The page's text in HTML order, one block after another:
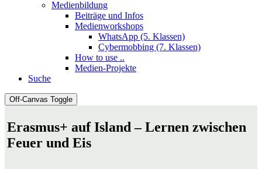
Medienbildung
Beiträge und Infos
Medienworkshops
WhatsApp (5. Klassen)
Cybermobbing (7. Klassen)
How to use ..
Medien-Projekte
Suche
Off-Canvas Toggle
Erasmus+ auf Island – Lernen zwischen
Feuer und Eis